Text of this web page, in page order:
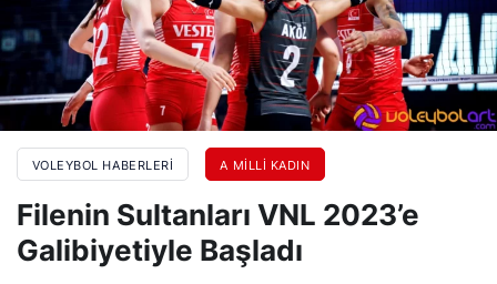
VOLEYBOL HABERLERI A MILLI KADIN
Filenin Sultanları VNL 2023’e
Galibiyetiyle Başladı